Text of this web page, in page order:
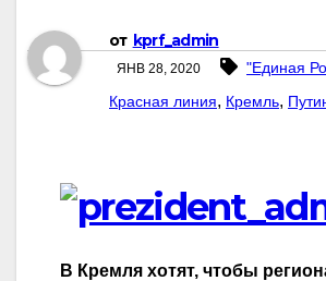
от kprf_admin
ЯНВ 28, 2020 "Единая
Красная линия, Кремль,
В Кремля хотят, чтобы